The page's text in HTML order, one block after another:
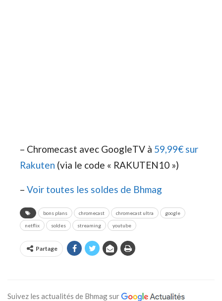
– Chromecast avec GoogleTV à 59,99€ sur
Rakuten (via le code « RAKUTEN10 »)
– Voir toutes les soldes de Bhmag
bons plans chromecast chromecast ultra google
netflix soldes streaming youtube
Partage
Suivez les actualités de Bhmag sur